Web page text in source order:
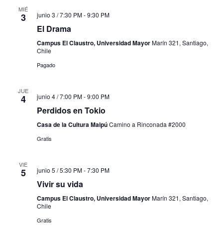
MIÉ
3 junio 3 / 7:30 PM-9:30 PM
El Drama
Campus El Claustro, Universidad MayorMarín 321, Santiago,
Chile
Pagado
JUE
4 junio 4 / 7:00 PM-9:00 PM
Perdidos en Tokio
Casa de la Cultura MaipúCamino a Rinconada #2000
Gratis
VIE
5 junio 5 / 5:30 PM-7:30 PM
Vivir su vida
Campus El Claustro, Universidad MayorMarín 321, Santiago,
Chile
Gratis